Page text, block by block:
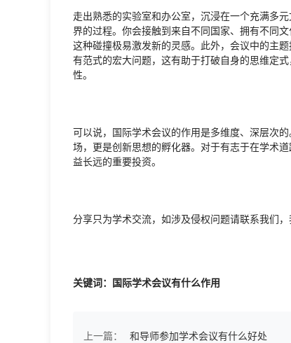
走出熟悉的实验室和办公室，沉浸在一个充满多
界的过程。你会接触到来自不同国家、拥有不同
这种碰撞极易激发新的灵感。此外，会议中的主
有范式的宏大问题，这有助于打破自身的思维定
性。
可以说，国际学术会议的作用是多维度、深层次
场，更是创新思想的孵化器。对于有志于在学术
益长远的重要投资。
分享只为学术交流，如涉及侵权问题请联系我们，
关键词：国际学术会议有什么作用
上一篇：
和导师参加学术会议有什么好处